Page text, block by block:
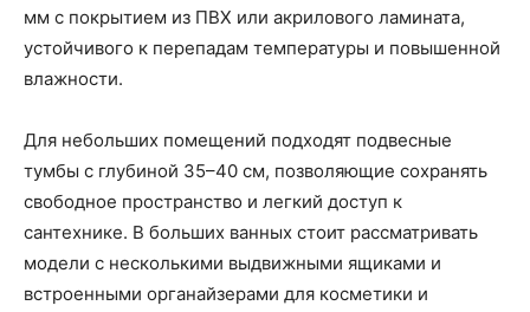
мм с покрытием из ПВХ или акрилового ламината,
устойчивого к перепадам температуры и повышенной
влажности.
Для небольших помещений подходят подвесные
тумбы с глубиной 35–40 см, позволяющие сохранять
свободное пространство и легкий доступ к
сантехнике. В больших ванных стоит рассматривать
модели с несколькими выдвижными ящиками и
встроенными органайзерами для косметики и